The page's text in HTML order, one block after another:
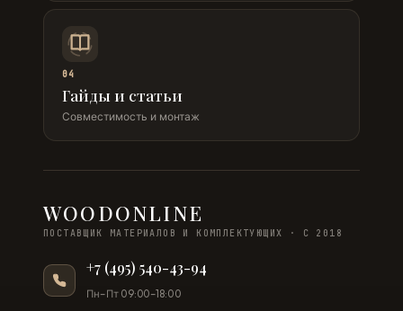
04
Гайды и статьи
Совместимость и монтаж
WOODONLINE
ПОСТАВЩИК МАТЕРИАЛОВ И КОМПЛЕКТУЮЩИХ · С 2018
+7 (495) 540-43-94
Пн–Пт 09:00–18:00